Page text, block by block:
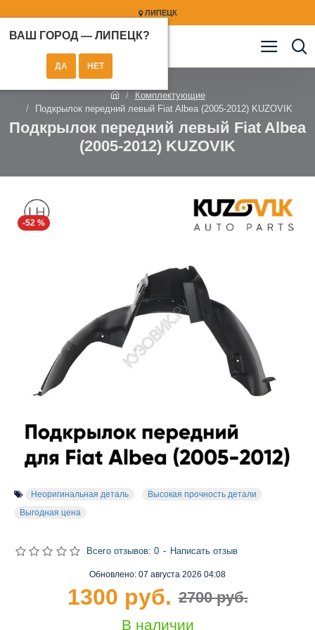
ЛИПЕЦК
ВАШ ГОРОД — ЛИПЕЦК?
Комплектующие
Подкрылок передний левый Fiat Albea (2005-2012) KUZOVIK
Подкрылок передний левый Fiat Albea
(2005-2012) KUZOVIK
-52 %
Неоригинальная деталь
Высокая прочность детали
Выгодная цена
Обновлено: 07 августа 2026 04:08
В наличии
Всего отзывов: 0 - Написать отзыв
2700 руб.
1300 руб.